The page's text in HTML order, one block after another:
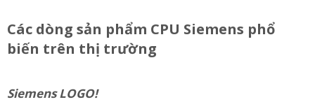
Các dòng sản phẩm CPU Siemens phổ
biến trên thị trường
Siemens LOGO!